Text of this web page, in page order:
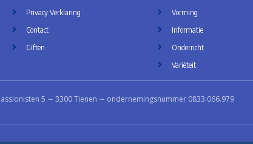
Privacy Verklaring
Contact
Giften
Vorming
Informatie
Onderricht
Variëteit
5 ∼ 3300 Tienen ∼ ondernemingsnummer 0833.066.979